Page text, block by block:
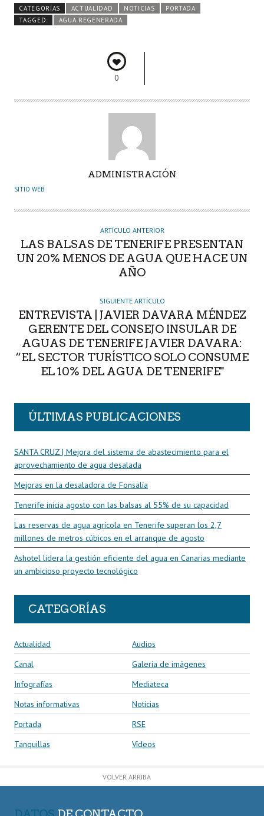
o er A dI
CATEGORÍAS ACTUALIDAD NOTICIAS
PORTADA
TAGGED:
AGUA REGENERADA
0
U
O
ADMINISTRACIÓN
SITIO WEB
ARTÍCULO ANTERIOR
LAS BALSAS DE TENERIFE PRESENTAN
UN 20% MENOS DE AGUA QUE HACE UN
AÑO
SIGUIENTE ARTÍCULO
ENTREVISTA | JAVIER DAVARA MÉNDEZ
GERENTE DEL CONSEJO INSULAR DE
AGUAS DE TENERIFE JAVIER DAVARA:
“EL SECTOR TURÍSTICO SOLO CONSUME
EL 10% DEL AGUA DE TENERIFE"
ÚLTIMAS PUBLICACIONES
SANTA CRUZ | Mejora del sistema de abastecimiento para el
aprovechamiento de agua desalada
Mejoras en la desaladora de Fonsalía
Tenerife inicia agosto con las balsas al 55% de su capacidad
Las reservas de agua agrícola en Tenerife superan los 2,7
millones de metros cúbicos en el arranque de agosto
Ashotel lidera la gestión eficiente del agua en Canarias mediante
un ambicioso proyecto tecnológico
CATEGORÍAS
Actualidad
Audios
Canal
Galería de imágenes
Infografías
Mediateca
Notas informativas
Noticias
Portada
RSE
Tanquillas
Vídeos
VOLVER ARRIBA